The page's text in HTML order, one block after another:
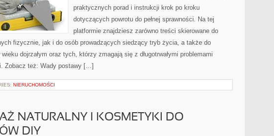
FIZYCZNIE
praktycznych porad i instrukcji krok po kroku
dotyczących powrotu do pełnej sprawności. Na tej
platformie znajdziesz zarówno treści skierowane do
fizycznie, jak i do osób prowadzących siedzący tryb życia, a także do
dojrzałym oraz tych, którzy zmagają się z długotrwałymi problemami
Zobacz też: Wady postawy […]
NIERUCHOMOŚCI
NATURALNY I KOSMETYKI DO
DIY